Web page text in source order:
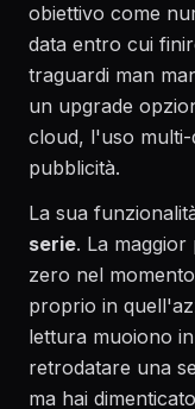
obiettivo come
data entro cui
traguardi man
un upgrade
cloud, l'uso multi-
pubblicità.
La sua
serie. La
zero nel
proprio in
lettura muoiono
retrodatare una
ma hai